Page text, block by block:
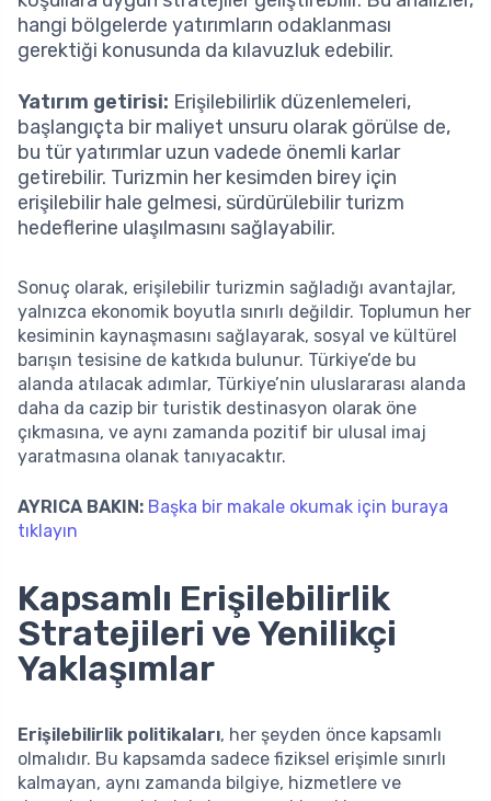
hangi bölgelerde yatırımların odaklanması
gerektiği konusunda da kılavuzluk edebilir.
Yatırım getirisi: Erişilebilirlik düzenlemeleri,
başlangıçta bir maliyet unsuru olarak görülse de,
bu tür yatırımlar uzun vadede önemli karlar
getirebilir. Turizmin her kesimden birey için
erişilebilir hale gelmesi, sürdürülebilir turizm
hedeflerine ulaşılmasını sağlayabilir.
Sonuç olarak, erişilebilir turizmin sağladığı avantajlar,
yalnızca ekonomik boyutla sınırlı değildir. Toplumun her
kesiminin kaynaşmasını sağlayarak, sosyal ve kültürel
barışın tesisine de katkıda bulunur. Türkiye’de bu
alanda atılacak adımlar, Türkiye’nin uluslararası alanda
daha da cazip bir turistik destinasyon olarak öne
çıkmasına, ve aynı zamanda pozitif bir ulusal imaj
yaratmasına olanak tanıyacaktır.
AYRICA BAKIN: Başka bir makale okumak için buraya
tıklayın
Kapsamlı Erişilebilirlik
Stratejileri ve Yenilikçi
Yaklaşımlar
Erişilebilirlik politikaları, her şeyden önce kapsamlı
olmalıdır. Bu kapsamda sadece fiziksel erişimle sınırlı
kalmayan, aynı zamanda bilgiye, hizmetlere ve